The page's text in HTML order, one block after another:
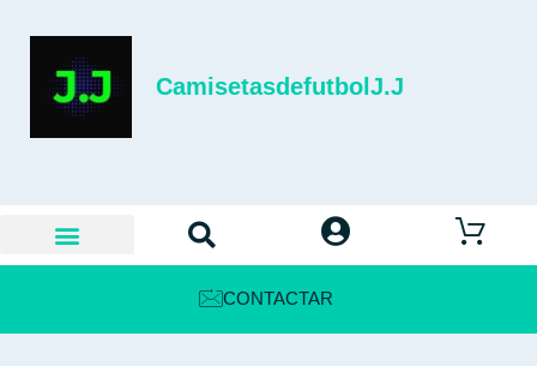
CamisetasdefutbolJ.J
CONTACTAR